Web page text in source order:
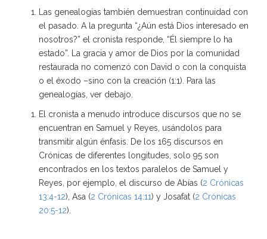
Las genealogías también demuestran continuidad con
el pasado. A la pregunta “¿Aún está Dios interesado en
nosotros?” el cronista responde, “Él siempre lo ha
estado”. La gracia y amor de Dios por la comunidad
restaurada no comenzó con David o con la conquista
o el éxodo –sino con la creación (1:1). Para las
genealogías, ver debajo.
El cronista a menudo introduce discursos que no se
encuentran en Samuel y Reyes, usándolos para
transmitir algún énfasis. De los 165 discursos en
Crónicas de diferentes longitudes, solo 95 son
encontrados en los textos paralelos de Samuel y
Reyes, por ejemplo, el discurso de Abías (2 Crónicas
13:4-12), Asa (2 Crónicas 14:11) y Josafat (2 Crónicas
20:5-12).